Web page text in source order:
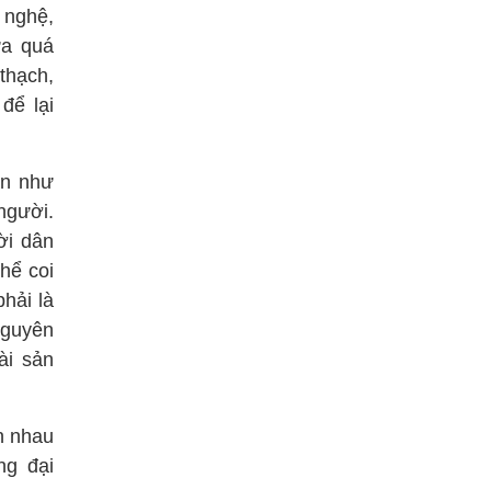
quá
lại
như
dân
coi
là
sản
nhau
đại